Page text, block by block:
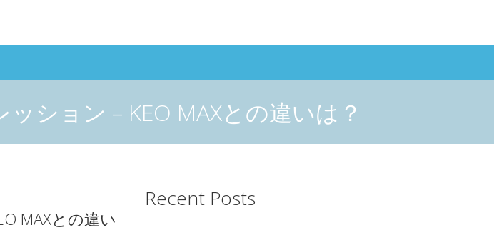
ッション – KEO MAXとの違いは？
MAXとの違い
Recent Posts